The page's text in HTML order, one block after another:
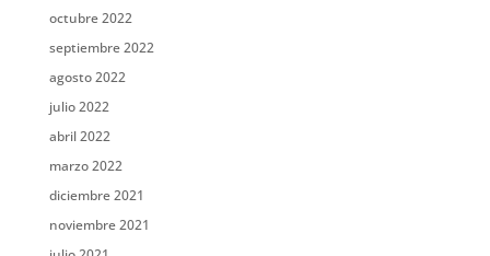
octubre 2022
septiembre 2022
agosto 2022
julio 2022
abril 2022
marzo 2022
diciembre 2021
noviembre 2021